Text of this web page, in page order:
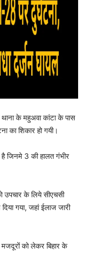
के महुअवा कांटा के पास
का शिकार हो गयी।
जिनमे 3 की हालत गंभीर
उपचार के लिये सीएचसी
गया, जहां ईलाज जारी
को लेकर बिहार के